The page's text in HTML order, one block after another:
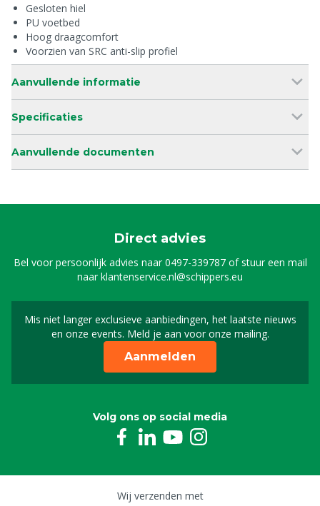
Gesloten hiel
PU voetbed
Hoog draagcomfort
Voorzien van SRC anti-slip profiel
Aanvullende informatie
Specificaties
Aanvullende documenten
Direct advies
Bel voor persoonlijk advies naar0497-339787of stuur een mail
naarklantenservice.nl@schippers.eu
Mis niet langer exclusieve aanbiedingen, het laatste nieuws
en onze events. Meld je aan voor onze mailing.
Schrijf je in voor onze
Aanmelden
Volg ons op social media
Wij verzenden met